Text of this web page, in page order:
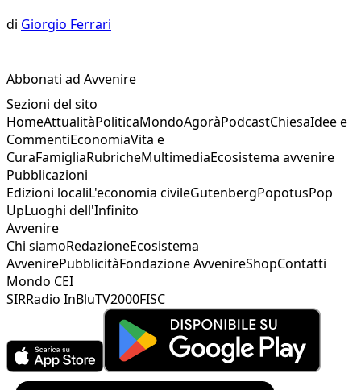
di Giorgio Ferrari
Abbonati ad Avvenire
Sezioni del sito
HomeAttualitàPoliticaMondoAgoràPodcastChiesaIdee e
CommentiEconomiaVita e
CuraFamigliaRubricheMultimediaEcosistema avvenire
Pubblicazioni
Edizioni localiL'economia civileGutenbergPopotusPop
UpLuoghi dell'Infinito
Avvenire
Chi siamoRedazioneEcosistema
AvvenirePubblicitàFondazione AvvenireShopContatti
Mondo CEI
SIRRadio InBluTV2000FISC